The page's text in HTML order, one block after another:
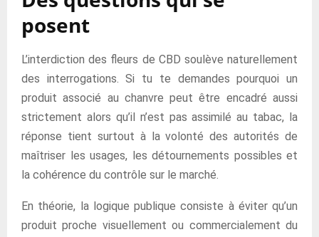
posent
L’interdiction des fleurs de CBD soulève naturellement
des interrogations. Si tu te demandes pourquoi un
produit associé au chanvre peut être encadré aussi
strictement alors qu’il n’est pas assimilé au tabac, la
réponse tient surtout à la volonté des autorités de
maîtriser les usages, les détournements possibles et
la cohérence du contrôle sur le marché.
En théorie, la logique publique consiste à éviter qu’un
produit proche visuellement ou commercialement du